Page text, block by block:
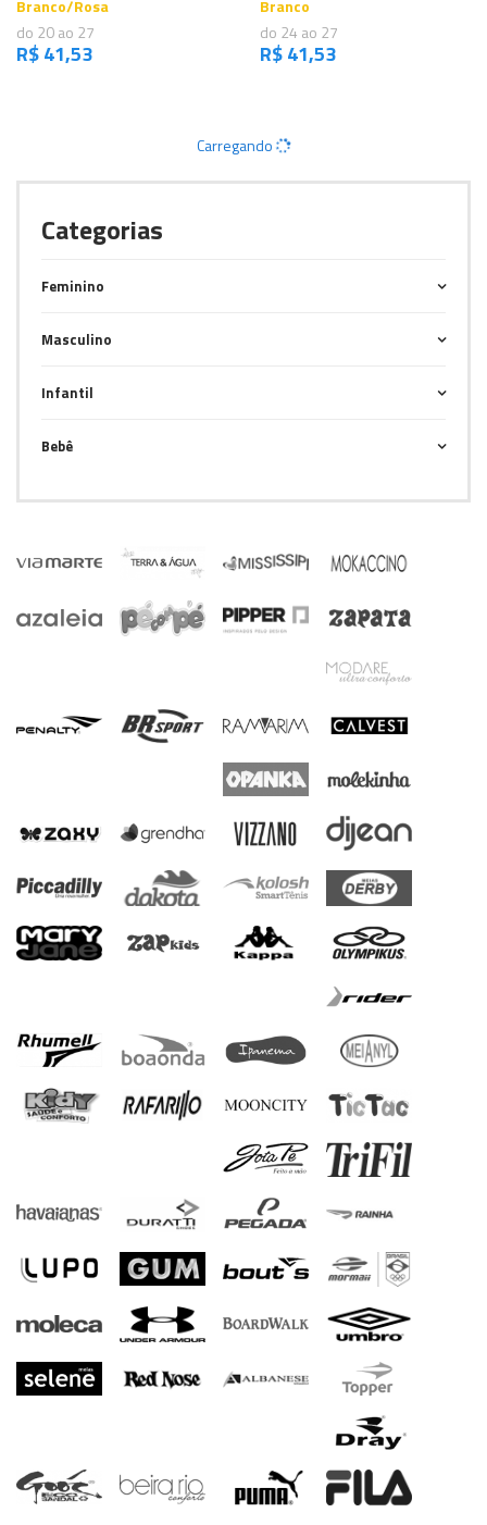
Branco/Rosa
do 20 ao 27
R$ 41,53
Branco
do 24 ao 27
R$ 41,53
Carregando
Categorias
Feminino
Masculino
Infantil
Bebê